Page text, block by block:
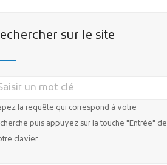
sur le site
la requête qui correspond à votre
puis appuyez sur la touche "Entrée" de
clavier.